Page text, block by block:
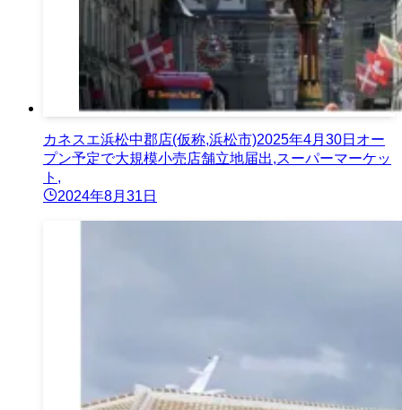
カネスエ浜松中郡店(仮称,浜松市)2025年4月30日オー
プン予定で大規模小売店舗立地届出,スーパーマーケッ
ト,
2024年8月31日